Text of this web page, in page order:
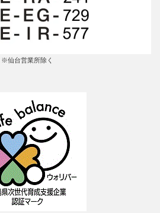
※仙台営業所除く